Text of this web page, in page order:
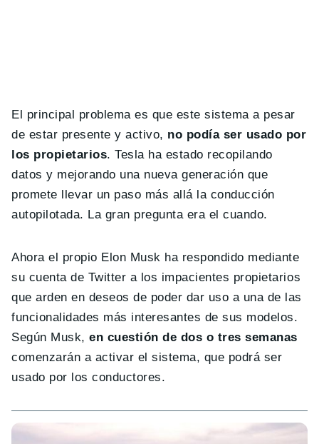
El principal problema es que este sistema a pesar
de estar presente y activo, no podía ser usado por
los propietarios. Tesla ha estado recopilando
datos y mejorando una nueva generación que
promete llevar un paso más allá la conducción
autopilotada. La gran pregunta era el cuando.
Ahora el propio Elon Musk ha respondido mediante
su cuenta de Twitter a los impacientes propietarios
que arden en deseos de poder dar uso a una de las
funcionalidades más interesantes de sus modelos.
Según Musk,en cuestión de dos o tres semanas
comenzarán a activar el sistema, que podrá ser
usado por los conductores.